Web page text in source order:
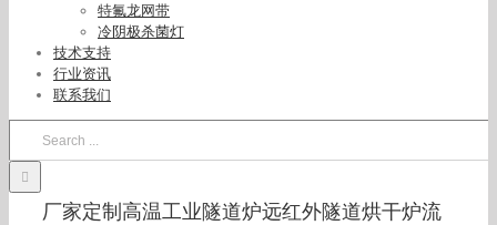
特氟龙网带
冷阴极杀菌灯
技术支持
行业资讯
联系我们
厂家定制高温工业隧道炉远红外隧道烘干炉流